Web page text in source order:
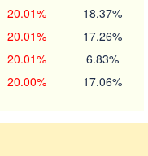
20.01% 18.37%
20.01% 17.26%
20.01% 6.83%
20.00% 17.06%